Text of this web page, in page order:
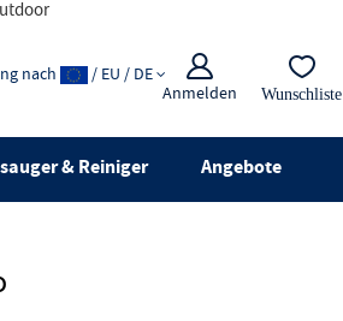
Anmelden Wunschliste
nach / EU / DE
& Reiniger Angebote